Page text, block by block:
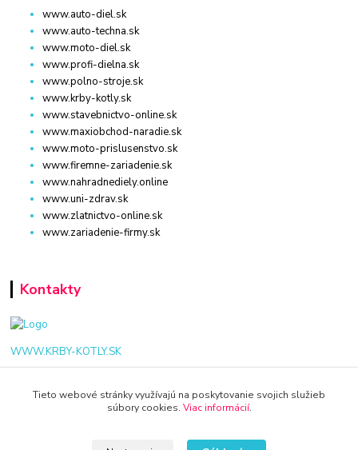
www.auto-diel.sk
www.auto-techna.sk
www.moto-diel.sk
www.profi-dielna.sk
www.polno-stroje.sk
www.krby-kotly.sk
www.stavebnictvo-online.sk
www.maxiobchod-naradie.sk
www.moto-prislusenstvo.sk
www.firemne-zariadenie.sk
www.nahradnediely.online
www.uni-zdrav.sk
www.zlatnictvo-online.sk
www.zariadenie-firmy.sk
Kontakty
WWW.KRBY-KOTLY.SK
Tieto webové stránky využívajú na poskytovanie svojich služieb
súbory cookies. Viac informácií.